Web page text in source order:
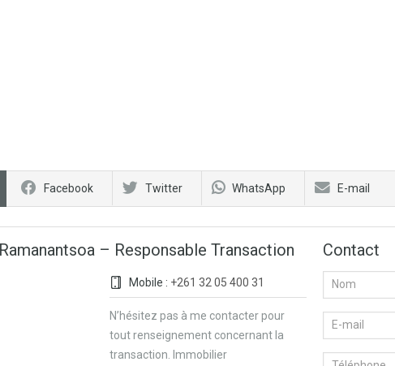
Facebook Twitter WhatsApp E-mail
– Responsable Transaction
Mobile : +261 32 05 400 31
N’hésitez pas à me contacter pour
tout renseignement concernant la
transaction. Immobilier
Contact